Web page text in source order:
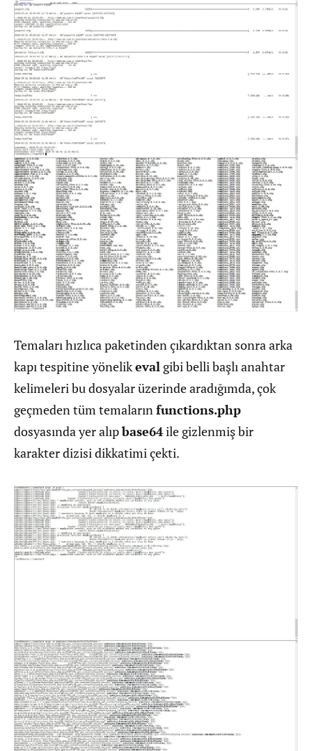
Temaları hızlıca paketinden çıkardıktan sonra arka
kapı tespitine yönelikeval gibi belli başlı anahtar
kelimeleri bu dosyalar üzerinde aradığımda, çok
geçmeden tüm temaların functions.php
dosyasında yer alıpbase64ile gizlenmiş bir
karakter dizisi dikkatimi çekti.